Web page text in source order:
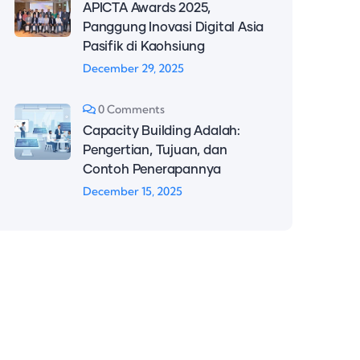
APICTA Awards 2025,
Panggung Inovasi Digital Asia
Pasifik di Kaohsiung
December 29, 2025
0 Comments
Capacity Building Adalah:
Pengertian, Tujuan, dan
Contoh Penerapannya
December 15, 2025